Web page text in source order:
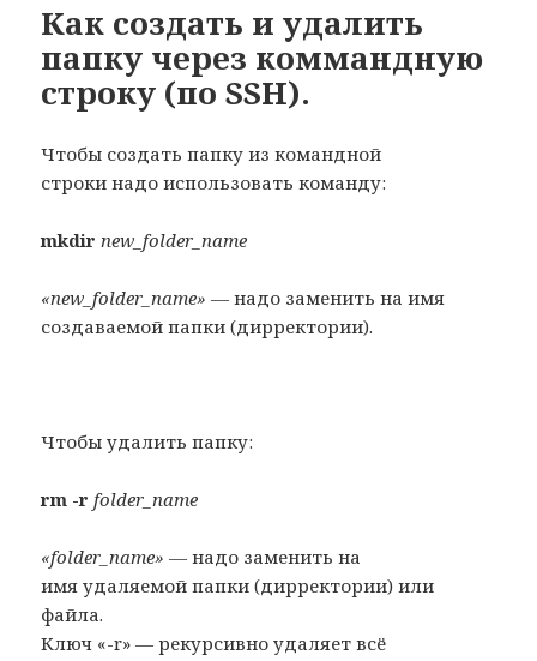
Как создать и удалить
папку через коммандную
строку (по SSH).
Чтобы создать папку из командной
строки надо использовать команду:
mkdir new_folder_name
«new_folder_name» — надо заменить на имя
создаваемой папки (дирректории).
Чтобы удалить папку:
rm -r folder_name
«folder_name» — надо заменить на
имя удаляемой папки (дирректории) или
файла.
Ключ «-r» — рекурсивно удаляет всё